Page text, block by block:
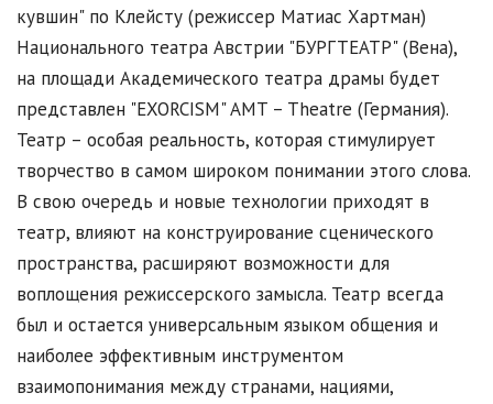
кувшин" по Клейсту (режиссер Матиас Хартман)
Национального театра Австрии "БУРГТЕАТР" (Вена),
на площади Академического театра драмы будет
представлен "EXORCISM" AMT – Theatre (Германия).
Театр – особая реальность, которая стимулирует
творчество в самом широком понимании этого слова.
В свою очередь и новые технологии приходят в
театр, влияют на конструирование сценического
пространства, расширяют возможности для
воплощения режиссерского замысла. Театр всегда
был и остается универсальным языком общения и
наиболее эффективным инструментом
взаимопонимания между странами, нациями,